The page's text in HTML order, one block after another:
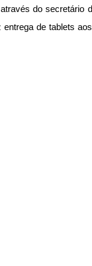
do secretário
de tablets